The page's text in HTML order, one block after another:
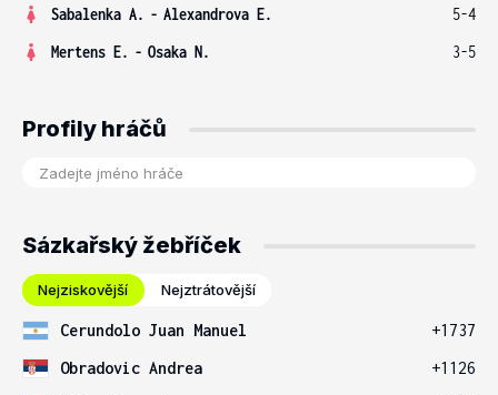
Sabalenka A. - Alexandrova E.
5-4
Mertens E. - Osaka N. 3-5
Profily hráčů
Sázkařský žebříček
Nejziskovější Nejztrátovější
Cerundolo Juan Manuel
+1737
Obradovic Andrea
+1126